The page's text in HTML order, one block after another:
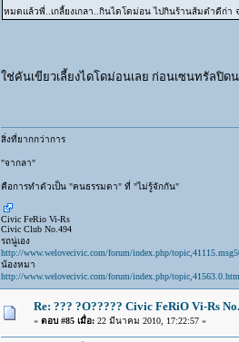
หมดแล้วพี่..เกลี้ยงเกลา..กินไดโดม่อน ไปกินร้านส้มตำดีก่
ใช่คันเขียวเลี้ยงไดโดม่อนเลย ก่อนเซนทรัลปิด
สิ่งที่ยากกว่าการ
"จากลา"
คือการทำตัวเป็น "คนธรรมดา" ที่ "ไม่รู้จักกัน"
Civic FeRio Vi-Rs
Civic Club No.494
รถนู่เอง
http://www.welovecivic.com/forum/index.php/
น้องหมา
http://www.welovecivic.com/forum/index.php/
Re: ??? ?O????? Civic FeRiO Vi-Rs
« ตอบ #85 เมื่อ:22 มีนาคม 2010, 17:22:57 »